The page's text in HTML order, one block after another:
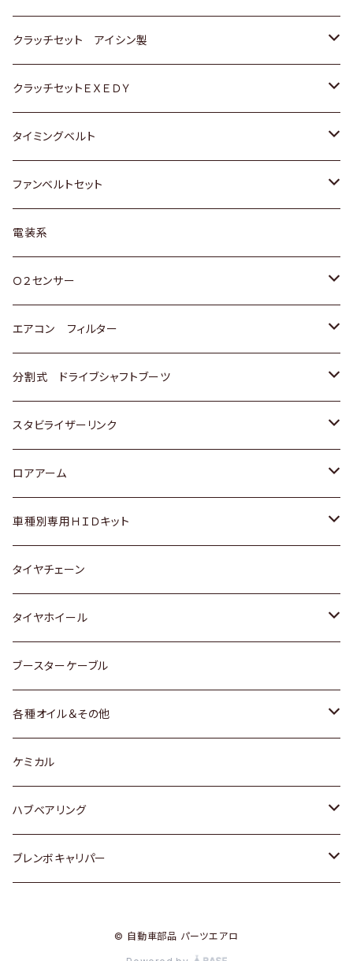
スバル
スバル
ダイハツ
マツダ
三菱
スバル
日野
ＷＡＧＥＮ
アストロ（シボレー）
クライスラー
ＶＯＬＶＯ
スズキ
日産
ダイハツ
マツダ
三菱
スバル
ダイハツ
日産
ホンダ
マツダ
トヨタ
クラッチセット アイシン製
ホンダ
スズキ
ダイハツ
マツダ
三菱
スバル
クラッチセットＥＸＥＤＹ
ホンダ
スズキ
日産
ダイハツ
マツダ
三菱
スバル
タイミングベルト
トヨタ
スズキ
ダイハツ
三菱
スバル
ファンベルトセット
トヨタ
ホンダ
スズキ
日産
いすゞ
ダイハツ
マツダ
三菱
スバル
レクサス
電装系
Ｏ２センサー
トヨタ
ホンダ
スズキ
日産
ダイハツ
マツダ
三菱
スバル
エアコン フィルター
トヨタ
ホンダ
スズキ
日産
いすゞ
ダイハツ
マツダ
三菱
スバル
分割式 ドライブシャフトブーツ
トヨタ
ホンダ
スズキ
日産
ダイハツ
スバル
スタビライザーリンク
トヨタ
ホンダ
スズキ
日産
ダイハツ
マツダ
ロアアーム
ホンダ
スズキ
日産
ダイハツ
マツダ
スバル
車種別専用ＨＩＤキット
トヨタ
マツダ
タイヤチェーン
タイヤホイール
トヨタ
ホンダ
スズキ
日産
ダイハツ
ブースターケーブル
各種オイル＆その他
ディーデル洗浄添加剤
ケミカル
ハブベアリング
トヨタ
ブレンボキャリパー
© 自動車部品 パーツエアロ